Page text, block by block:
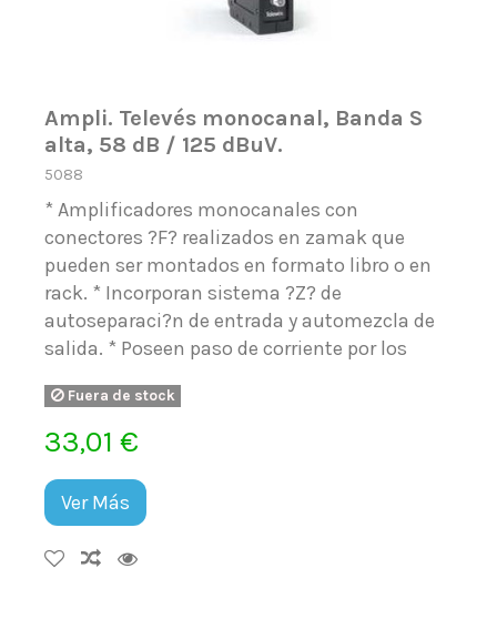
Ampli. Televés monocanal, Banda S
alta, 58 dB / 125 dBuV.
5088
* Amplificadores monocanales con
conectores ?F? realizados en zamak que
pueden ser montados en formato libro o en
rack. * Incorporan sistema ?Z? de
autoseparaci?n de entrada y automezcla de
salida. * Poseen paso de corriente por los
Fuera de stock
33,01 €
Ver Más